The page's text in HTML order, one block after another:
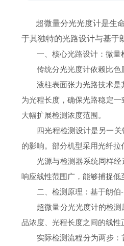
超微量分光光度计是生命
于其独特的光路设计与基于
一、核心光路设计：微量
传统分光光度计依赖比色皿
液柱表面张力光路技术是其
为光程长度，确保光路稳定
大幅扩展检测浓度范围。
四光程检测设计是另一关键
的影响。部分机型采用光纤
光源与检测器系统同样经过
响应线性范围广，能够捕捉低
二、检测原理：基于朗伯-
超微量分光光度计的检测原
品浓度、光程长度之间的线
实际检测流程分为两步：首